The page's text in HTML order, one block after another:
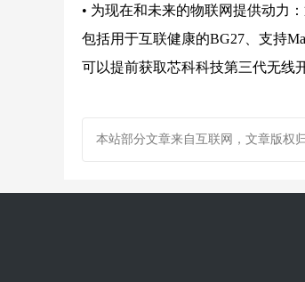
• 为现在和未来的物联网提供动力
包括用于互联健康的BG27、支持
可以提前获取芯科科技第三代无线
本站部分文章来自互联网，文章版权